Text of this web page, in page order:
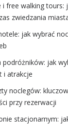
free walking tours:
zwiedzania
jak wybrać
podróżników: jak
i atrakcje
noclegów:
przy rezerwacji
stacjonarnym: